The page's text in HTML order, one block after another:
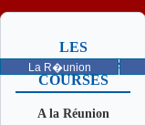
La R�union
LES
PROCHAINES
COURSES
A la Réunion